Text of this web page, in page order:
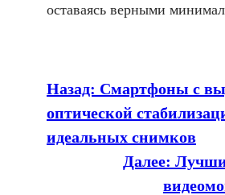
оставаясь верными
Назад: Смартфоны с
оптической
идеальных снимков
Далее: